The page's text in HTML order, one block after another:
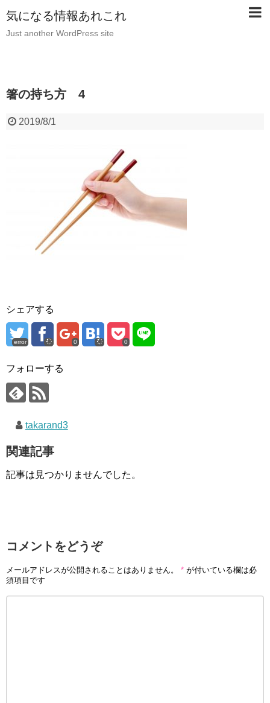
気になる情報あれこれ
Just another WordPress site
箸の持ち方 4
2019/8/1
シェアする
error 0 0
フォローする
takarand3
関連記事
記事は見つかりませんでした。
コメントをどうぞ
メールアドレスが公開されることはありません。 * が付いている欄は必
須項目です